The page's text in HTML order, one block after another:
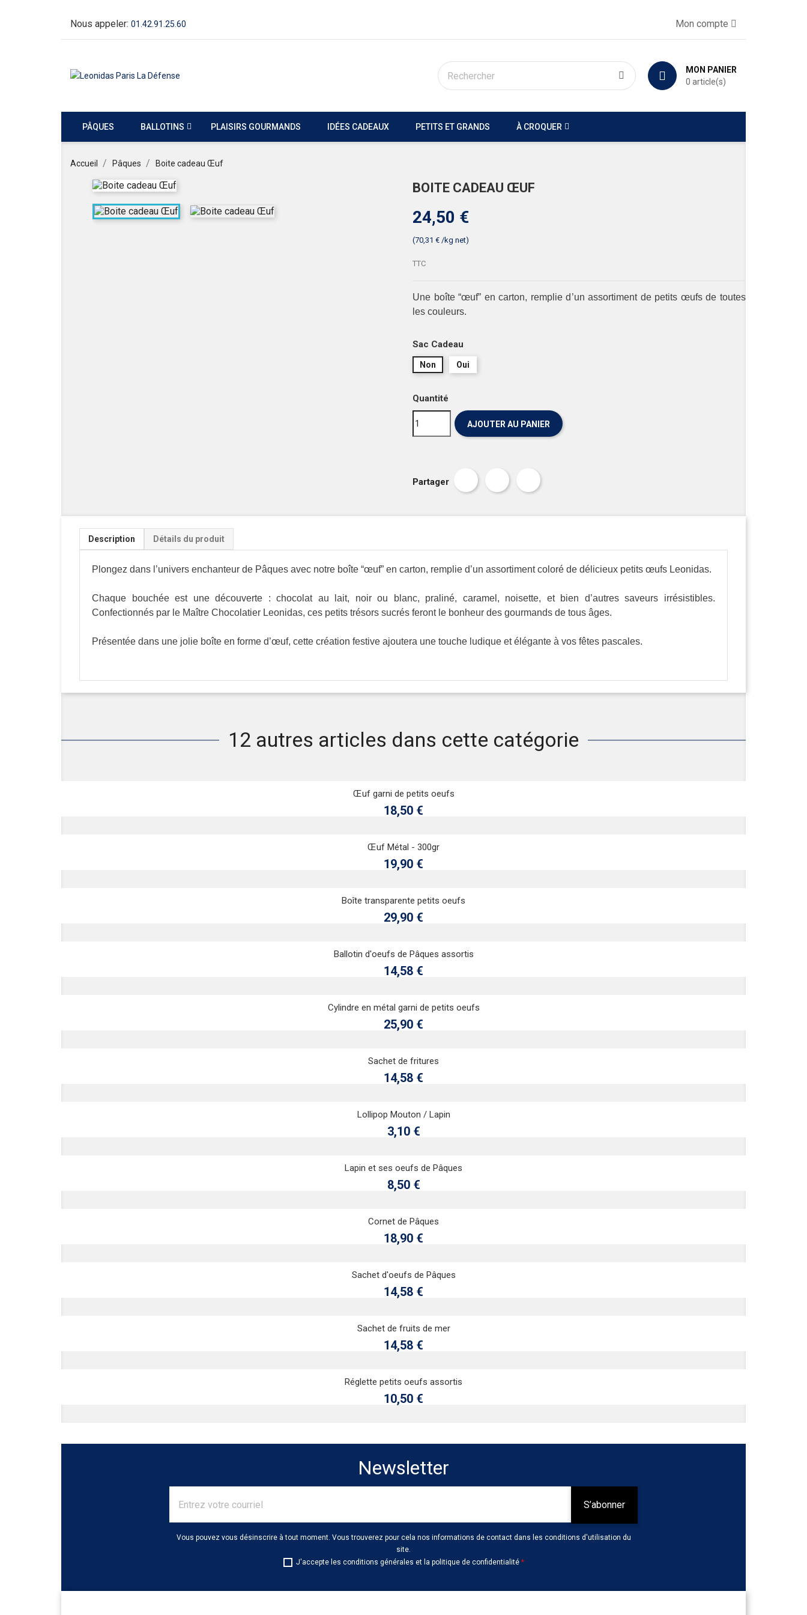
Nous appeler: 01.42.91.25.60 Mon compte
MON PANIER
0 article(s)
PÂQUES BALLOTINS PLAISIRS GOURMANDS IDÉES CADEAUX PETITS ET GRANDS À CROQUER
Accueil Pâques Boite cadeau Œuf
BOITE CADEAU ŒUF
24,50 €
(70,31 € /kg net)
TTC
Une boîte “œuf” en carton, remplie d’un assortiment de petits œufs de toutes
les couleurs.
Sac Cadeau
Non Oui
Quantité
AJOUTER AU PANIER
Partager
Description Détails du produit
Plongez dans l’univers enchanteur de Pâques avec notre boîte “œuf” en carton, remplie d’un assortiment coloré de délicieux petits œufs Leonidas.
Chaque bouchée est une découverte : chocolat au lait, noir ou blanc, praliné, caramel, noisette, et bien d’autres saveurs irrésistibles.
Confectionnés par le Maître Chocolatier Leonidas, ces petits trésors sucrés feront le bonheur des gourmands de tous âges.
Présentée dans une jolie boîte en forme d’œuf, cette création festive ajoutera une touche ludique et élégante à vos fêtes pascales.
12 autres articles dans cette catégorie
Aperçu rapide
Œuf garni de petits oeufs
Prix
18,50 €
Aperçu rapide
Œuf Métal - 300gr
Prix
19,90 €
Boîte transparente petits oeufs
Prix
29,90 €
Aperçu rapide
Ballotin d'oeufs de Pâques assortis
Prix
14,58 €
Aperçu rapide
Cylindre en métal garni de petits oeufs
Prix
25,90 €
Aperçu rapide
Sachet de fritures
Prix
14,58 €
Lollipop Mouton / Lapin
Prix
3,10 €
Aperçu rapide
Lapin et ses oeufs de Pâques
Prix
8,50 €
Cornet de Pâques
Prix
18,90 €
Aperçu rapide
Sachet d'oeufs de Pâques
Prix
14,58 €
Sachet de fruits de mer
Prix
14,58 €
Réglette petits oeufs assortis
Prix
10,50 €
Newsletter
Vous pouvez vous désinscrire à tout moment. Vous trouverez pour cela nos informations de contact dans les conditions d'utilisation du
site.
J'accepte les conditions générales et la politique de confidentialité *